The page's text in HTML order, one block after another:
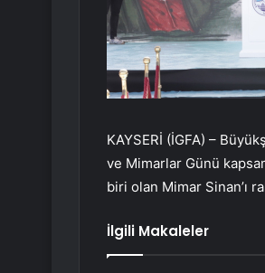
KAYSERİ (İGFA) –
ve Mimarlar Günü
biri olan Mimar Sinan’ı
İlgili Makaleler